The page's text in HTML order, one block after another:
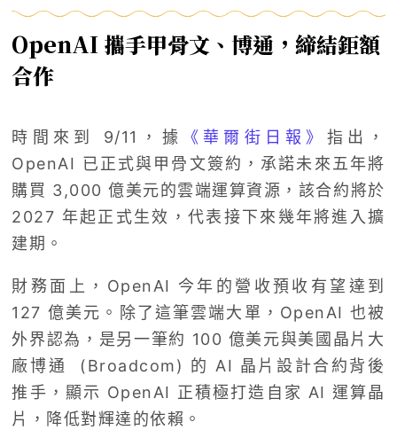
OpenAI 攜手甲骨文、博通，締結鉅額
合作
時間來到 9/11，據 《華爾街日報》 指出，
OpenAI 已正式與甲骨文簽約，承諾未來五年將
購買 3,000 億美元的雲端運算資源，該合約將於
2027 年起正式生效，代表接下來幾年將進入擴
建期。
財務面上，OpenAI 今年的營收預收有望達到
127 億美元。除了這筆雲端大單，OpenAI 也被
外界認為，是另一筆約 100 億美元與美國晶片大
廠博通 (Broadcom) 的 AI 晶片設計合約背後
推手，顯示 OpenAI 正積極打造自家 AI 運算晶
片，降低對輝達的依賴。